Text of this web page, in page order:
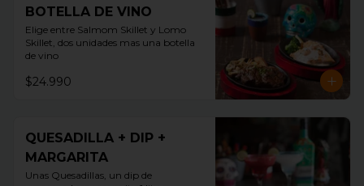
BOTELLA DE VINO
Elige entre Salmom Skillet y Lomo
Skillet, dos unidades mas una botella
de vino
$24.990
QUESADILLA + DIP +
MARGARITA
Unas Quesadillas, un dip de